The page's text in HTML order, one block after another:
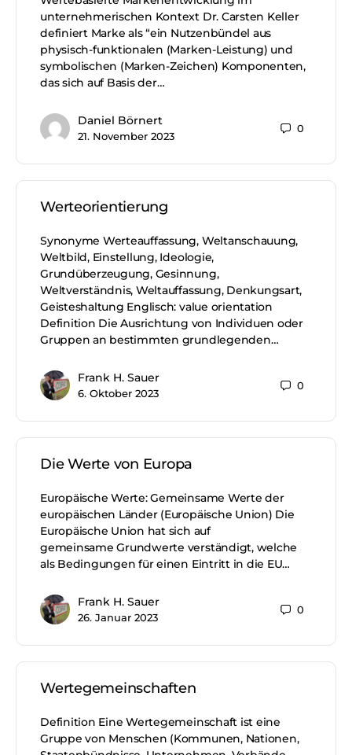
unternehmerischen Kontext Dr. Carsten Keller
definiert Marke als “ein Nutzenbündel aus
physisch-funktionalen (Marken-Leistung) und
symbolischen (Marken-Zeichen) Komponenten,
das sich auf Basis der…
Daniel Börnert
21. November 2023
0
Werteorientierung
Synonyme Werteauffassung, Weltanschauung,
Weltbild, Einstellung, Ideologie,
Grundüberzeugung, Gesinnung,
Weltverständnis, Weltauffassung, Denkungsart,
Geisteshaltung Englisch: value orientation
Definition Die Ausrichtung von Individuen oder
Gruppen an bestimmten grundlegenden…
Frank H. Sauer
6. Oktober 2023
0
Die Werte von Europa
Europäische Werte: Gemeinsame Werte der
europäischen Länder (Europäische Union) Die
Europäische Union hat sich auf
gemeinsame Grundwerte verständigt, welche
als Bedingungen für einen Eintritt in die EU…
Frank H. Sauer
26. Januar 2023
0
Wertegemeinschaften
Definition Eine Wertegemeinschaft ist eine
Gruppe von Menschen (Kommunen, Nationen,